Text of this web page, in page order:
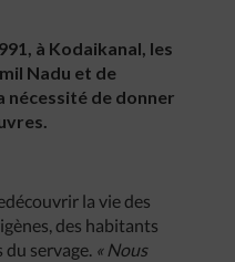
à Kodaikanal, les
Nadu et de
nécessité de donner
la vie des
des habitants
du servage. « Nous